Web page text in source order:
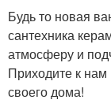
Будь то новая
сантехника
атмосферу и
Приходите к
своего дома!